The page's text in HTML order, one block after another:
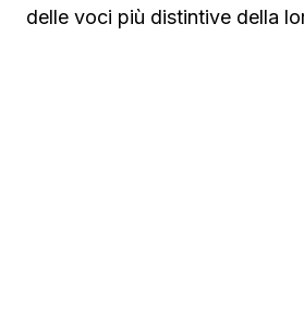
delle voci più distintive della